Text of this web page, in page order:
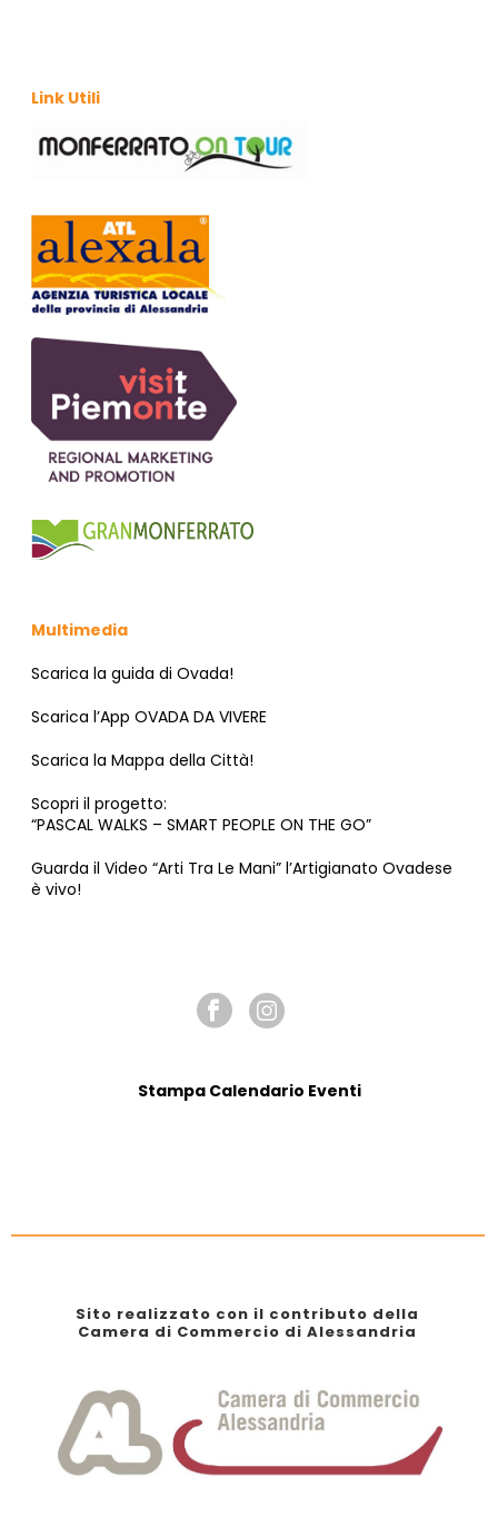
Link Utili
Multimedia
Scarica la guida di Ovada!
Scarica l’App OVADA DA VIVERE
Scarica la Mappa della Città!
Scopri il progetto:
“PASCAL WALKS – SMART PEOPLE ON THE GO”
Guarda il Video “Arti Tra Le Mani” l’Artigianato Ovadese
è vivo!
Stampa Calendario Eventi
Sito realizzato con il contributo della
Camera di Commercio di Alessandria